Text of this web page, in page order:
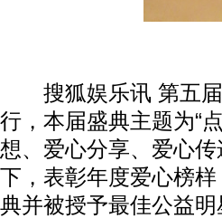
搜狐娱乐讯 第五届“
行，本届盛典主题为“
想、爱心分享、爱心
下，表彰年度爱心榜
典并被授予最佳公益明
动物系恋人啊 | 钟